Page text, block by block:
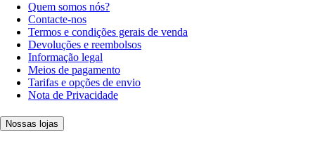
Quem somos nós?
Contacte-nos
Termos e condições gerais de venda
Devoluções e reembolsos
Informação legal
Meios de pagamento
Tarifas e opções de envio
Nota de Privacidade
Nossas lojas